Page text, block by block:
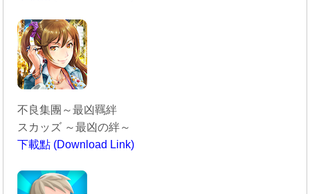
不良集團～最凶羈絆
スカッズ ～最凶の絆～
下載點 (Download Link)